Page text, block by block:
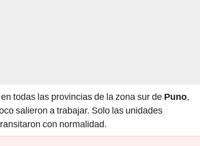
todas las provincias de la zona sur de Puno,
salieron a trabajar. Solo las unidades
con normalidad.